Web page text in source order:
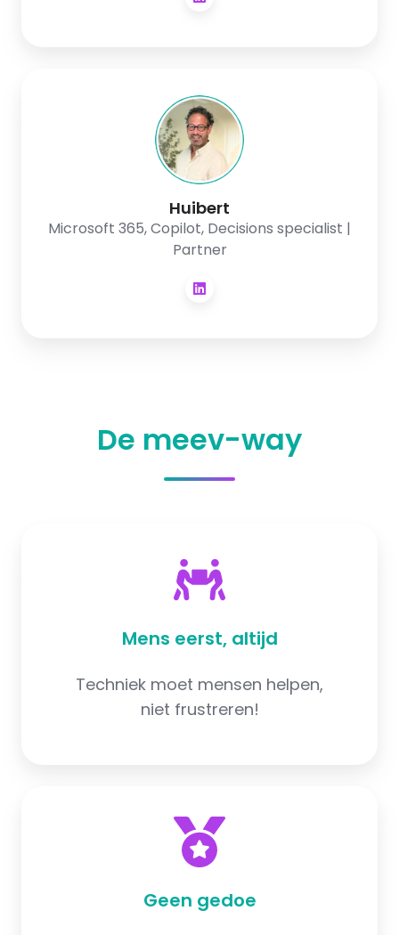
Huibert
Microsoft 365, Copilot, Decisions specialist |
Partner
De meev-way
Mens eerst, altijd
Techniek moet mensen helpen,
niet frustreren!
Geen gedoe